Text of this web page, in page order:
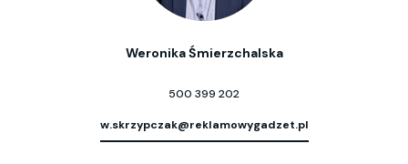
Weronika Śmierzchalska
500 399 202
w.skrzypczak@reklamowygadzet.pl